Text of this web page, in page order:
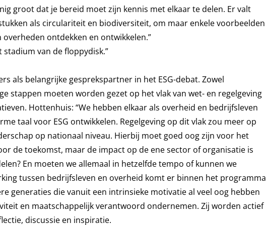
groot dat je bereid moet zijn kennis met elkaar te delen. Er valt
als circulariteit en biodiversiteit, om maar enkele voorbeelden
ontdekken en ontwikkelen.”
stadium van de floppydisk.”
als belangrijke gesprekspartner in het ESG-debat. Zowel
stappen moeten worden gezet op het vlak van wet- en regelgeving
Hottenhuis: “We hebben elkaar als overheid en bedrijfsleven
taal voor ESG ontwikkelen. Regelgeving op dit vlak zou meer op
op nationaal niveau. Hierbij moet goed oog zijn voor het
de toekomst, maar de impact op de ene sector of organisatie is
En moeten we allemaal in hetzelfde tempo of kunnen we
tussen bedrijfsleven en overheid komt er binnen het programma
generaties die vanuit een intrinsieke motivatie al veel oog hebben
en maatschappelijk verantwoord ondernemen. Zij worden actief
discussie en inspiratie.